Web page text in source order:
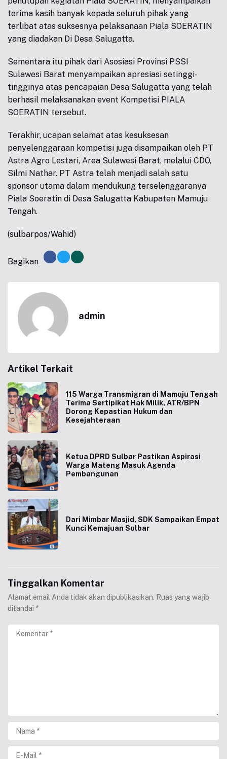
terima kasih banyak kepada seluruh pihak yang
terlibat atas suksesnya pelaksanaan Piala SOERATIN
yang diadakan Di Desa Salugatta.
Sementara itu pihak dari Asosiasi Provinsi PSSI
Sulawesi Barat menyampaikan apresiasi setinggi-
tingginya atas pencapaian Desa Salugatta yang telah
berhasil melaksanakan event Kompetisi PIALA
SOERATIN tersebut.
Terakhir, ucapan selamat atas kesuksesan
penyelenggaraan kompetisi juga disampaikan oleh PT
Astra Agro Lestari, Area Sulawesi Barat, melalui CDO,
Silmi Nathar. PT Astra telah menjadi salah satu
sponsor utama dalam mendukung terselenggaranya
Piala Soeratin di Desa Salugatta Kabupaten Mamuju
Tengah.
(sulbarpos/Wahid)
Bagikan
admin
Artikel Terkait
115 Warga Transmigran di Mamuju Tengah
Terima Sertipikat Hak Milik, ATR/BPN
Dorong Kepastian Hukum dan
Kesejahteraan
Ketua DPRD Sulbar Pastikan Aspirasi
Warga Mateng Masuk Agenda
Pembangunan
Dari Mimbar Masjid, SDK Sampaikan Empat
Kunci Kemajuan Sulbar
Tinggalkan Komentar
Alamat email Anda tidak akan dipublikasikan. Ruas yang wajib
ditandai *